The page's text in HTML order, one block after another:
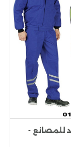
للمصانع -